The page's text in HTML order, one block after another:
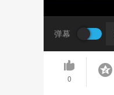
弹幕
0